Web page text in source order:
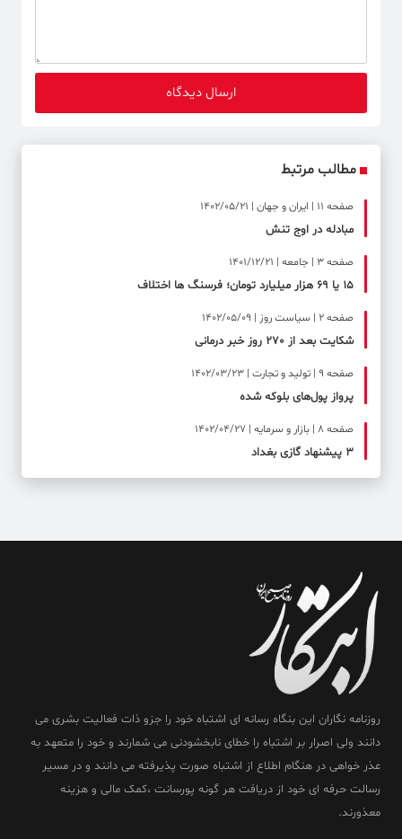
مطالب مرتبط
صفحه ۱۱ | ایران و جهان | 1402/05/21
مبادله در اوج تنش
صفحه ۳ | جامعه | 1401/12/21
۱۵ یا ۶۹ هزار میلیارد تومان؛ فرسنگ ها اختلاف
صفحه ۲ | سیاست روز | 1402/05/09
شکایت بعد از 270 روز خبر درمانی
صفحه ۹ | تولید و تجارت | 1402/03/23
پرواز پول‌های بلوکه شده
صفحه ۸ | بازار و سرمایه | 1402/04/27
۳ پیشنهاد گازی بغداد
روزنامه نگاران این بنگاه رسانه ای اشتباه خود را جزو ذات فعالیت بشری می
دانند ولی اصرار بر اشتباه را خطای نابخشودنی می شمارند و خود را متعهد به
عذر خواهی در هنگام اطلاع از اشتباه صورت پذیرفته می دانند و در مسیر
رسالت حرفه ای خود از دریافت هر گونه پورسانت ،کمک مالی و هزینه
معذورند.